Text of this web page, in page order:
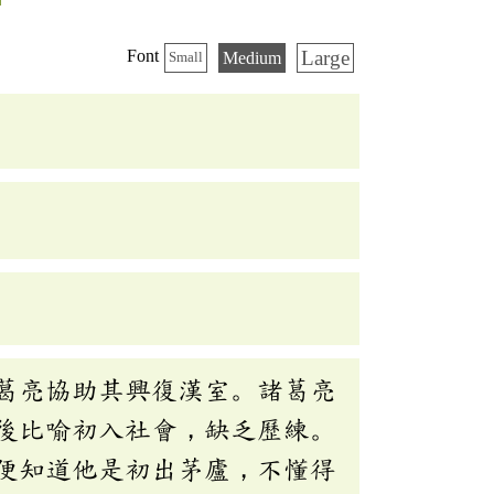
Font Small Medium Large
亮協助其興復漢室。諸葛亮
喻初入社會，缺乏歷練。
知道他是初出茅廬，不懂得